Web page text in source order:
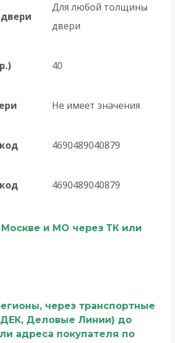
Для любой толщины
двери
40
Не имеет значения
4690489040879
4690489040879
Москве и МО через ТК или
через транспортные
Деловые Линии) до
адреса покупателя по